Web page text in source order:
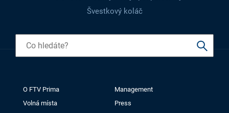
Švestkový koláč
O FTV Prima
Management
Volná místa
Press